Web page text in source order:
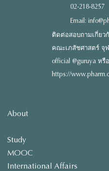
02-218-8257
Email:
ติดต่อสอบถามเกี่ยว
คณะเภสัชศาสตร์ จุ
official @guruya หรื
https://
About
Study
MOOC
International Affairs